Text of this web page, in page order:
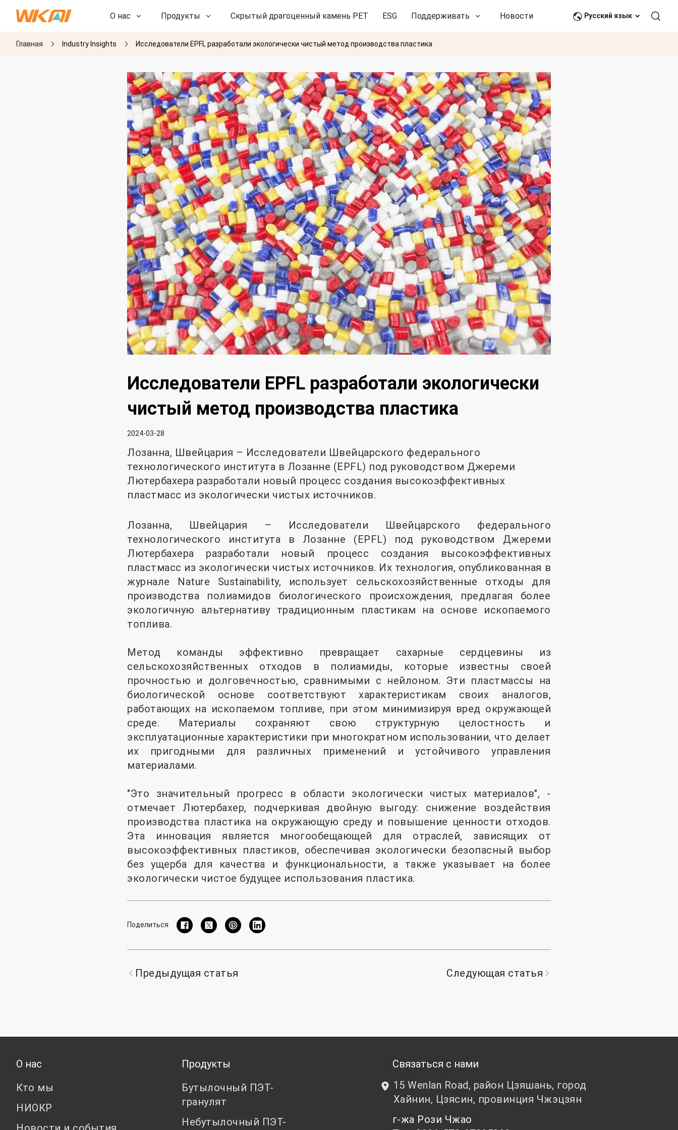
О нас Продукты Скрытый драгоценный камень PET ESG Поддерживать Новости и события Связаться с нами
НИОКР
Русский язык
Главная Industry Insights Исследователи EPFL разработали экологически чистый метод производства пластика
Исследователи EPFL разработали экологически
чистый метод производства пластика
2024-03-28
Лозанна, Швейцария – Исследователи Швейцарского федерального
технологического института в Лозанне (EPFL) под руководством Джереми
Лютербахера разработали новый процесс создания высокоэффективных
пластмасс из экологически чистых источников.
Лозанна, Швейцария – Исследователи Швейцарского федерального
технологического института в Лозанне (EPFL) под руководством Джереми
Лютербахера разработали новый процесс создания высокоэффективных
пластмасс из экологически чистых источников. Их технология, опубликованная в
журнале Nature Sustainability, использует сельскохозяйственные отходы для
производства полиамидов биологического происхождения, предлагая более
экологичную альтернативу традиционным пластикам на основе ископаемого
топлива.
Метод команды эффективно превращает сахарные сердцевины из
сельскохозяйственных отходов в полиамиды, которые известны своей
прочностью и долговечностью, сравнимыми с нейлоном. Эти пластмассы на
биологической основе соответствуют характеристикам своих аналогов,
работающих на ископаемом топливе, при этом минимизируя вред окружающей
среде. Материалы сохраняют свою структурную целостность и
эксплуатационные характеристики при многократном использовании, что делает
их пригодными для различных применений и устойчивого управления
материалами.
"Это значительный прогресс в области экологически чистых материалов", -
отмечает Лютербахер, подчеркивая двойную выгоду: снижение воздействия
производства пластика на окружающую среду и повышение ценности отходов.
Эта инновация является многообещающей для отраслей, зависящих от
высокоэффективных пластиков, обеспечивая экологически безопасный выбор
без ущерба для качества и функциональности, а также указывает на более
экологически чистое будущее использования пластика.
Поделиться
Предыдущая статья Следующая статья
О нас
Кто мы
НИОКР
Продукты
Бутылочный ПЭТ-
гранулят
Небутылочный ПЭТ-
Связаться с нами
15 Wenlan Road, район Цзяшань, город
Хайнин, Цзясин, провинция Чжэцзян
г-жа Рози Чжао